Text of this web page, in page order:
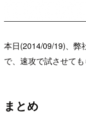
本日(2014/09/19)、弊
で、速攻で試させて
まとめ